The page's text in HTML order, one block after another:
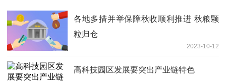
各地多措并举保障秋收顺利推进 秋粮颗
粒归仓
2023-10-12
高科技园区发展要突出产业链特色